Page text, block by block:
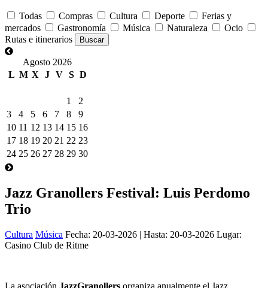
Todas Compras Cultura Deporte
Ferias y
mercados
Gastronomía Música Naturaleza
Ocio
Rutas e itinerarios
Agosto 2026
L M X J V S D
1
2
3
4 5 6 7 8
9
10 11 12 13 14 15 16
17 18 19 20 21 22 23
24 25 26 27 28 29 30
Jazz Granollers Festival: Luis Perdomo
Trio
Cultura Música Fecha: 20-03-2026 | Hasta: 20-03-2026 Lugar:
Casino Club de Ritme
La asociación JazzGranollers organiza anualmente el Jazz